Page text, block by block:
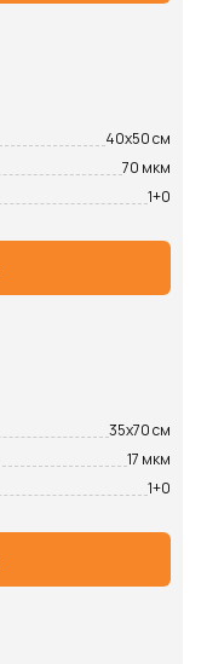
40х50 см
70 мкм
1+0
35х70 см
17 мкм
1+0